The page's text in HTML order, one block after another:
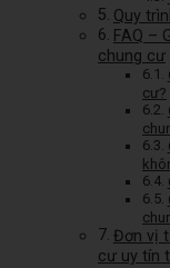
Quy
FAQ –
chung cư
cư?
Đơn vị
cư uy tín